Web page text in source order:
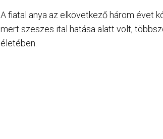
A fiatal anya az elkövetkező három évet
mert szeszes ital hatása alatt volt,
életében.